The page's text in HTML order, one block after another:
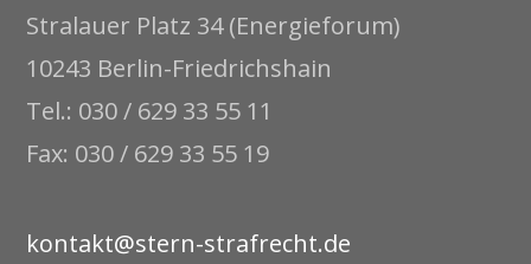
Stralauer Platz 34 (Energieforum)
10243 Berlin-Friedrichshain
Tel.: 030 / 629 33 55 11
Fax: 030 / 629 33 55 19
kontakt@stern-strafrecht.de